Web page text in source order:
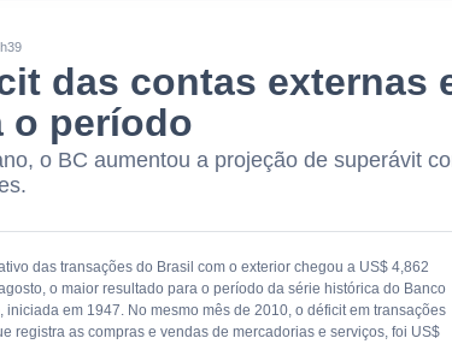
das contas externas
o período
o BC aumentou a projeção de superávit
das transações do Brasil com o exterior chegou a US$ 4,862
o maior resultado para o período da série histórica do Banco
iniciada em 1947. No mesmo mês de 2010, o déficit em transações
registra as compras e vendas de mercadorias e serviços, foi US$